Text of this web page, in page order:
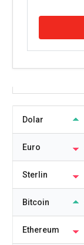
Dolar
Euro
Sterlin
Bitcoin
Ethereum